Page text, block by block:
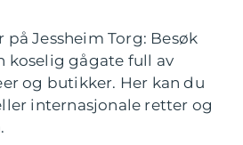
på Jessheim Torg: Besøk
koselig gågate full av
og butikker. Her kan du
internasjonale retter og